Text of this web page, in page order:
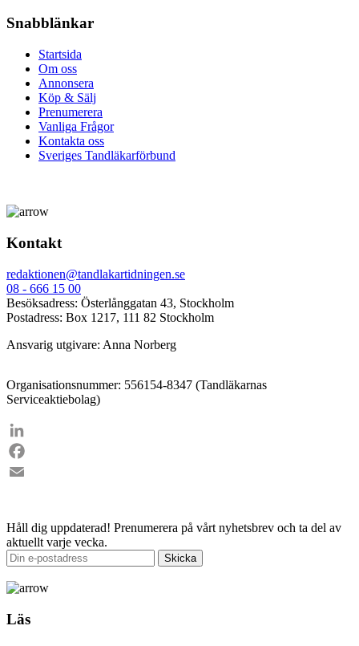
Snabblänkar
Startsida
Om oss
Annonsera
Köp & Sälj
Prenumerera
Vanliga Frågor
Kontakta oss
Sveriges Tandläkarförbund
Kontakt
redaktionen@tandlakartidningen.se
08 - 666 15 00
Besöksadress: Österlånggatan 43, Stockholm
Postadress: Box 1217, 111 82 Stockholm
Ansvarig utgivare: Anna Norberg
Organisationsnummer: 556154-8347 (Tandläkarnas
Serviceaktiebolag)
LinkedIn
Facebook
Håll dig uppdaterad! Prenumerera på vårt nyhetsbrev och ta del av
aktuellt varje vecka.
Läs